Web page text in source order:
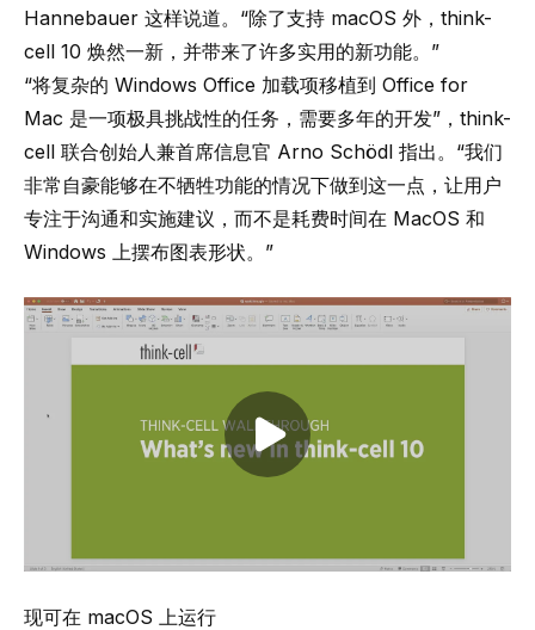
Hannebauer 这样说道。“除了支持 macOS 外， think-
cell 10 焕然一新，并带来了许多实用的新功能。”
“将复杂的 Windows Office 加载项移植到 Office for
Mac 是一项极具挑战性的任务，需要多年的开发”， think-
cell 联合创始人兼首席信息官 Arno Schödl 指出。“我们
非常自豪能够在不牺牲功能的情况下做到这一点，让用户
专注于沟通和实施建议，而不是耗费时间在 MacOS 和
Windows 上摆布图表形状。”
Play video
现可在 macOS 上运行